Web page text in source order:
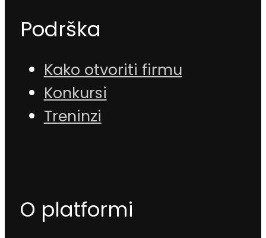
Podrška
Kako otvoriti firmu
Konkursi
Treninzi
O platformi